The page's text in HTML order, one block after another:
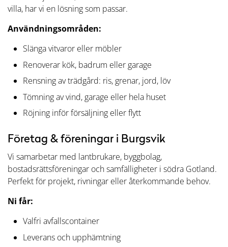
villa, har vi en lösning som passar.
Användningsområden:
Slänga vitvaror eller möbler
Renoverar kök, badrum eller garage
Rensning av trädgård: ris, grenar, jord, löv
Tömning av vind, garage eller hela huset
Röjning inför försäljning eller flytt
Företag & föreningar i Burgsvik
Vi samarbetar med lantbrukare, byggbolag,
bostadsrättsföreningar och samfälligheter i södra Gotland.
Perfekt för projekt, rivningar eller återkommande behov.
Ni får:
Valfri avfallscontainer
Leverans och upphämtning